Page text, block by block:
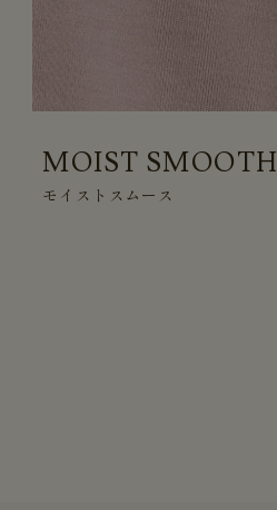
MOIST SMOOTH
モイストスムース